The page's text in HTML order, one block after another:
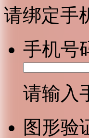
请绑定手
手机号
请输入
图形验